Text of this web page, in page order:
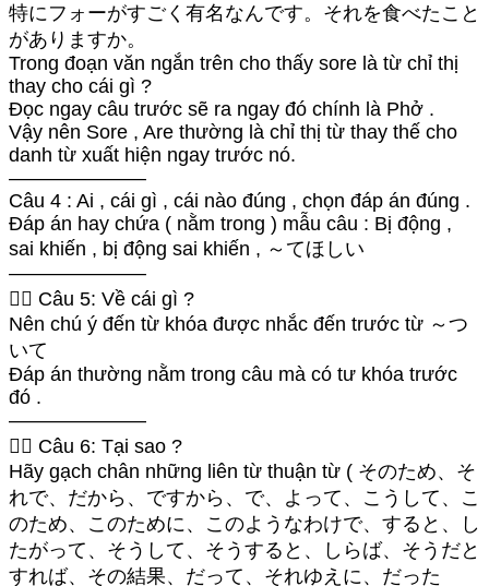
特にフォーがすごく有名なんです。それを食べたこと
がありますか。
Trong đoạn văn ngắn trên cho thấy sore là từ chỉ thị
thay cho cái gì ?
Đọc ngay câu trước sẽ ra ngay đó chính là Phở .
Vậy nên Sore , Are thường là chỉ thị từ thay thế cho
danh từ xuất hiện ngay trước nó.
———————
Câu 4 : Ai , cái gì , cái nào đúng , chọn đáp án đúng .
Đáp án hay chứa ( nằm trong ) mẫu câu : Bị động ,
sai khiến , bị động sai khiến , ～てほしい
———————
👉🏻 Câu 5: Về cái gì ?
Nên chú ý đến từ khóa được nhắc đến trước từ ～つ
いて
Đáp án thường nằm trong câu mà có tư khóa trước
đó .
———————
👉🏻 Câu 6: Tại sao ?
Hãy gạch chân những liên từ thuận từ ( そのため、そ
れで、だから、ですから、で、よって、こうして、こ
のため、このために、このようなわけで、すると、し
たがって、そうして、そうすると、しらば、そうだと
すれば、その結果、だって、それゆえに、だった